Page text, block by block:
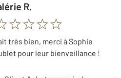
R.
très bien, merci à Sophie
pour leur bienveillance !